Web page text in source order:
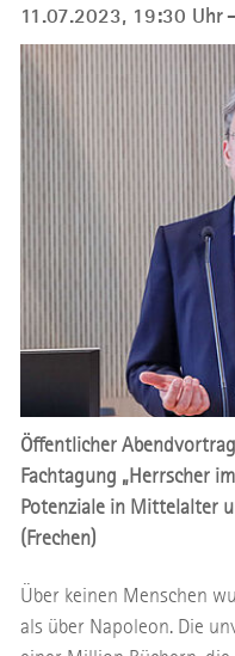
11.07.2023, 19:30 Uhr
Öffentlicher
Fachtagung „Herrscher
Potenziale in Mittelalter
(Frechen)
Über keinen Menschen
als über Napoleon. Die